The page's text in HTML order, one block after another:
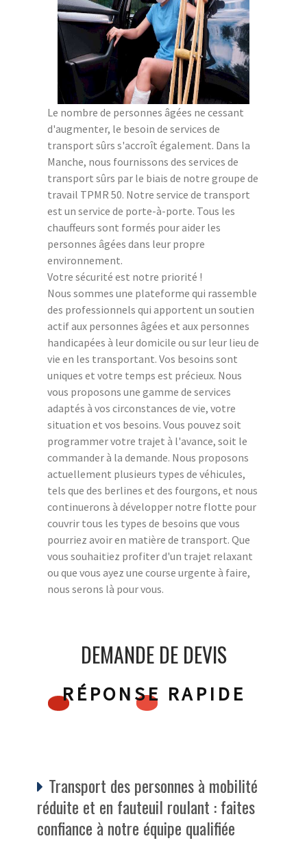
Le nombre de personnes âgées ne cessant
d'augmenter, le besoin de services de
transport sûrs s'accroît également. Dans la
Manche, nous fournissons des services de
transport sûrs par le biais de notre groupe de
travail TPMR 50. Notre service de transport
est un service de porte-à-porte. Tous les
chauffeurs sont formés pour aider les
personnes âgées dans leur propre
environnement.
Votre sécurité est notre priorité !
Nous sommes une plateforme qui rassemble
des professionnels qui apportent un soutien
actif aux personnes âgées et aux personnes
handicapées à leur domicile ou sur leur lieu de
vie en les transportant. Vos besoins sont
uniques et votre temps est précieux. Nous
vous proposons une gamme de services
adaptés à vos circonstances de vie, votre
situation et vos besoins. Vous pouvez soit
programmer votre trajet à l'avance, soit le
commander à la demande. Nous proposons
actuellement plusieurs types de véhicules,
tels que des berlines et des fourgons, et nous
continuerons à développer notre flotte pour
couvrir tous les types de besoins que vous
pourriez avoir en matière de transport. Que
vous souhaitiez profiter d'un trajet relaxant
ou que vous ayez une course urgente à faire,
nous serons là pour vous.
DEMANDE DE DEVIS
RÉPONSE RAPIDE
Transport des personnes à mobilité
réduite et en fauteuil roulant : faites
confiance à notre équipe qualifiée